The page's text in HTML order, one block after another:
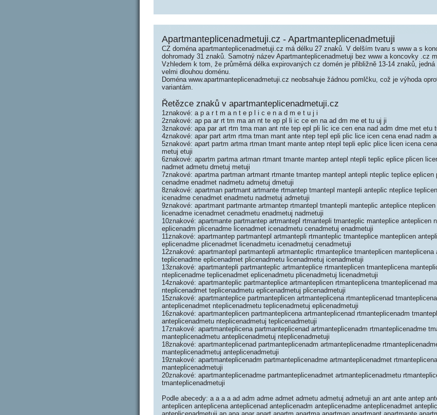
Apartmanteplicenadmetuji.cz - Apartmanteplicenadmetuji
CZ doména apartmanteplicenadmetuji.cz má délku 27 znaků. V delším tvaru s www a s
dohromady 31 znaků. Samotný název Apartmanteplicenadmetuji bez www a koncovky .cz
Vzhledem k tom, že průměrná délka expirovaných cz domén je přibližně 13-14 znaků,
velmi dlouhou doménu.
Doména www.apartmanteplicenadmetuji.cz neobsahuje žádnou pomlčku, což je výhoda
variantám.
Řetězce znaků v apartmanteplicenadmetuji.cz
1znakové: a p a r t m a n t e p l i c e n a d m e t u j i
2znakové: ap pa ar rt tm ma an nt te ep pl li ic ce en na ad dm me et tu uj ji
3znakové: apa par art rtm tma man ant nte tep epl pli lic ice cen ena nad adm dme met etu
4znakové: apar part artm rtma tman mant ante ntep tepl epli plic lice icen cena enad nadm
5znakové: apart partm artma rtman tmant mante antep ntepl tepli eplic plice licen icena
metuj etuji
6znakové: apartm partma artman rtmant tmante mantep antepl ntepli teplic eplice plicen
nadmet admetu dmetuj metuji
7znakové: apartma partman artmant rtmante tmantep mantepl antepli nteplic teplice eplicen
cenadme enadmet nadmetu admetuj dmetuji
8znakové: apartman partmant artmante rtmantep tmantepl mantepli anteplic nteplice
icenadme cenadmet enadmetu nadmetuj admetuji
9znakové: apartmant partmante artmantep rtmantepl tmantepli manteplic anteplice
licenadme icenadmet cenadmetu enadmetuj nadmetuji
10znakové: apartmante partmantep artmantepl rtmantepli tmanteplic manteplice anteplicen
eplicenadm plicenadme licenadmet icenadmetu cenadmetuj enadmetuji
11znakové: apartmantep partmantepl artmantepli rtmanteplic tmanteplice manteplicen
eplicenadme plicenadmet licenadmetu icenadmetuj cenadmetuji
12znakové: apartmantepl partmantepli artmanteplic rtmanteplice tmanteplicen manteplicena
teplicenadme eplicenadmet plicenadmetu licenadmetuj icenadmetuji
13znakové: apartmantepli partmanteplic artmanteplice rtmanteplicen tmanteplicena
nteplicenadme teplicenadmet eplicenadmetu plicenadmetuj licenadmetuji
14znakové: apartmanteplic partmanteplice artmanteplicen rtmanteplicena tmanteplicenad
nteplicenadmet teplicenadmetu eplicenadmetuj plicenadmetuji
15znakové: apartmanteplice partmanteplicen artmanteplicena rtmanteplicenad
anteplicenadmet nteplicenadmetu teplicenadmetuj eplicenadmetuji
16znakové: apartmanteplicen partmanteplicena artmanteplicenad rtmanteplicenadm
anteplicenadmetu nteplicenadmetuj teplicenadmetuji
17znakové: apartmanteplicena partmanteplicenad artmanteplicenadm rtmanteplicenadme
manteplicenadmetu anteplicenadmetuj nteplicenadmetuji
18znakové: apartmanteplicenad partmanteplicenadm artmanteplicenadme
manteplicenadmetuj anteplicenadmetuji
19znakové: apartmanteplicenadm partmanteplicenadme artmanteplicenadmet
manteplicenadmetuji
20znakové: apartmanteplicenadme partmanteplicenadmet artmanteplicenadmetu
tmanteplicenadmetuji
Podle abecedy: a a a a ad adm adme admet admetu admetuj admetuji an ant ante antep
anteplicen anteplicena anteplicenad anteplicenadm anteplicenadme anteplicenadmet